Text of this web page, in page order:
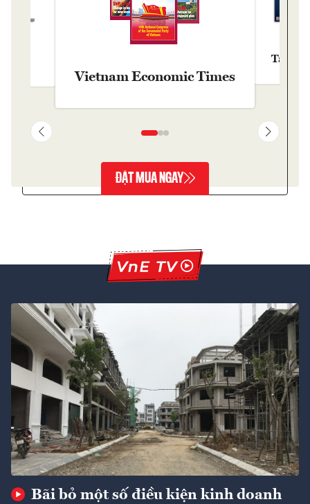
Vietnam Economic Times
Tạp
ĐẶT MUA NGAY
Bãi bỏ một số điều kiện kinh doanh